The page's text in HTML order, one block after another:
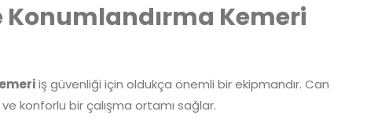
Kemeri
iş güvenliği için oldukça önemli bir ekipmandır. Can
konforlu bir çalışma ortamı sağlar.